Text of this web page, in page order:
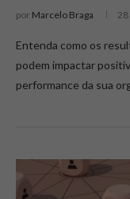
por Marcelo Braga 28
Entenda como os
podem impactar
performance da sua